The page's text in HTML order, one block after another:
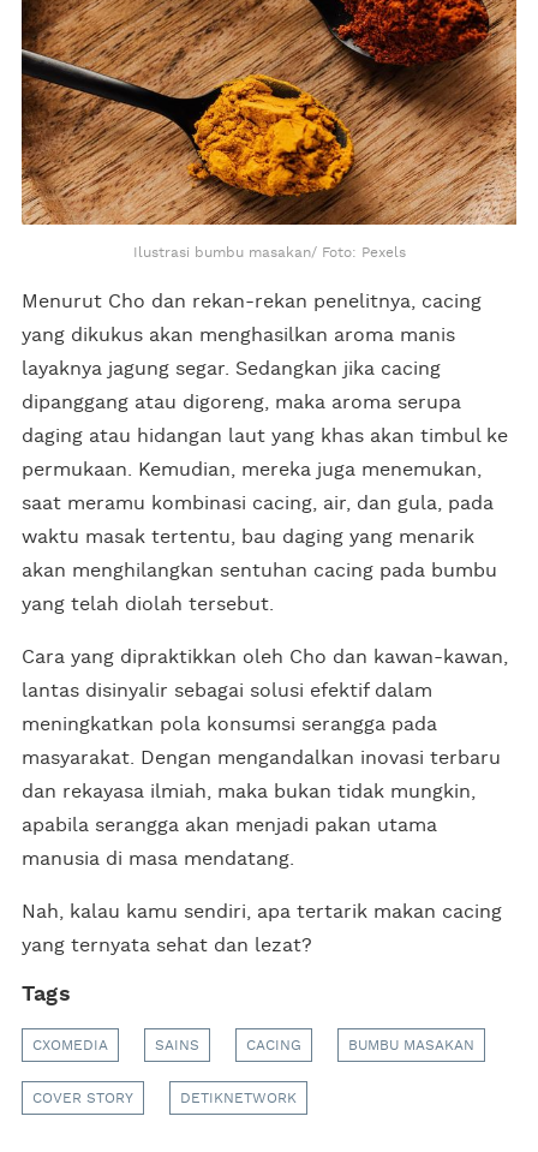
Ilustrasi bumbu masakan/ Foto: Pexels
Menurut Cho dan rekan-rekan penelitnya, cacing
yang dikukus akan menghasilkan aroma manis
layaknya jagung segar. Sedangkan jika cacing
dipanggang atau digoreng, maka aroma serupa
daging atau hidangan laut yang khas akan timbul ke
permukaan. Kemudian, mereka juga menemukan,
saat meramu kombinasi cacing, air, dan gula, pada
waktu masak tertentu, bau daging yang menarik
akan menghilangkan sentuhan cacing pada bumbu
yang telah diolah tersebut.
Cara yang dipraktikkan oleh Cho dan kawan-kawan,
lantas disinyalir sebagai solusi efektif dalam
meningkatkan pola konsumsi serangga pada
masyarakat. Dengan mengandalkan inovasi terbaru
dan rekayasa ilmiah, maka bukan tidak mungkin,
apabila serangga akan menjadi pakan utama
manusia di masa mendatang.
Nah, kalau kamu sendiri, apa tertarik makan cacing
yang ternyata sehat dan lezat?
Tags
CXOMEDIA SAINS CACING BUMBU MASAKAN
COVER STORY DETIKNETWORK